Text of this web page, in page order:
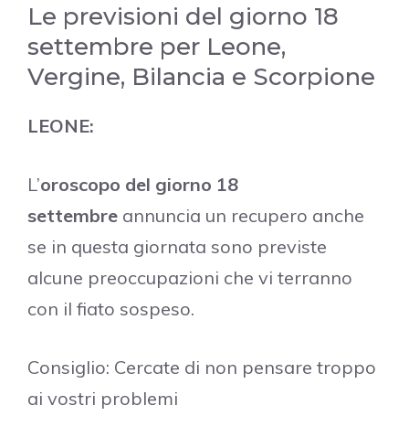
Le previsioni del giorno 18
settembre per Leone,
Vergine, Bilancia e Scorpione
LEONE:
L’oroscopo del giorno 18
settembre annuncia un recupero anche
se in questa giornata sono previste
alcune preoccupazioni che vi terranno
con il fiato sospeso.
Consiglio: Cercate di non pensare troppo
ai vostri problemi